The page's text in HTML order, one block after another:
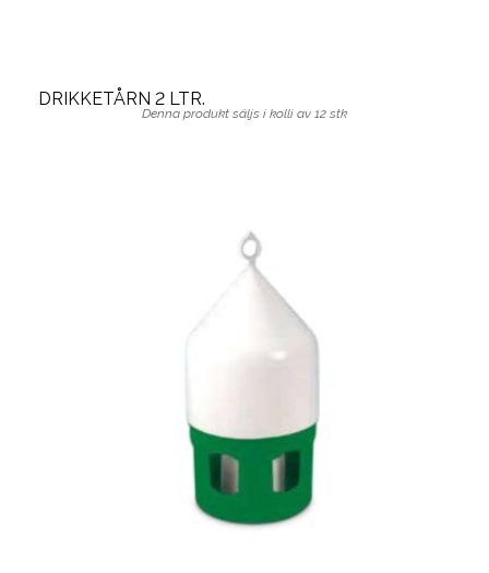
DRIKKETÅRN 2 LTR.
Denna produkt säljs i kolli av 12 stk